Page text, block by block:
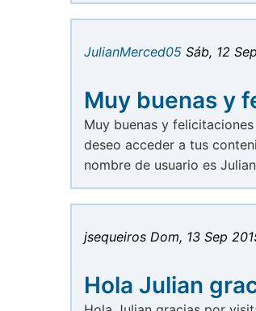
JulianMerced05 Sáb, 12
Muy buenas y
Muy buenas y
deseo acceder a tus
nombre de usuario es
jsequeiros Dom, 13 Sep
Hola Julian